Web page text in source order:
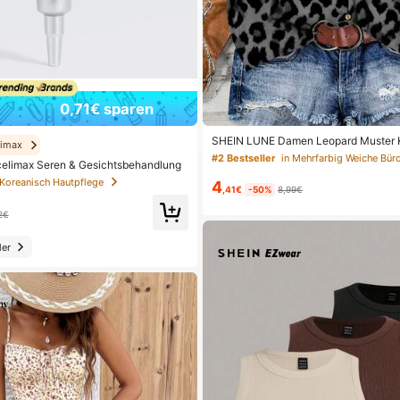
0,71€ sparen
Seren & Gesichtsbehandlung
Hautpflege
SHEIN LUNE Damen Leopard Muster
Bluse, geeignet für den Sommer
#2 Bestseller in Mehrfarbig Weiche
4,41€ -50% 8,99€